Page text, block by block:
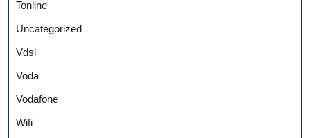
Tonline
Uncategorized
Vdsl
Voda
Vodafone
Wifi